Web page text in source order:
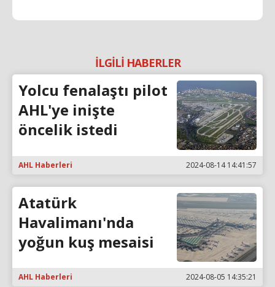
İLGİLİ HABERLER
Yolcu fenalaştı pilot
AHL'ye inişte
öncelik istedi
AHL Haberleri 2024-08-14 14:41:57
Atatürk
Havalimanı'nda
yoğun kuş mesaisi
AHL Haberleri 2024-08-05 14:35:21